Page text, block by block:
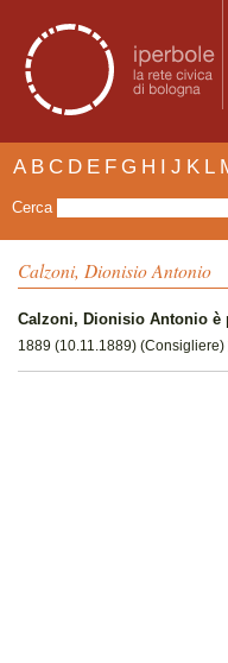
A B C D E F G H I J K L
Cerca
Calzoni, Dionisio Antonio
Calzoni, Dionisio Antonio è
1889 (10.11.1889) (Consigliere)